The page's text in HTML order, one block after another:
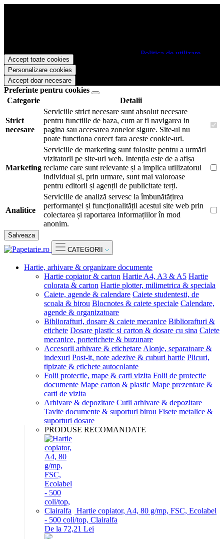
Papetarie.ro este necesar sa fiti de acord cu Politica de utilizare
cookie-uri.
Accept toate cookies
Personalizare cookies
Accept doar necesare
Preferinte pentru cookies
Categorie
Detalii
Strict
necesare
Serviciile strict necesare sunt absolut necesare
pentru functiile de baza, cum ar fi navigarea in
pagina sau accesarea zonelor sigure. Site-ul nu
poate functiona corect fara aceste cookie-uri.
Marketing
Serviciile de marketing sunt folosite pentru a urmări
vizitatorii pe site-uri web. Intenția este de a afișa
reclame care sunt relevante și a implica utilizatorul
individual și, prin urmare, sunt mai valoroase
pentru editorii și agenții de publicitate terți.
Analitice
Serviciile de analiză servesc la îmbunătățirea
performanței și funcționalității acestui site web prin
colectarea și raportarea informațiilor în mod
anonim.
Salveaza
CATEGORII
Hartie, arhivare & organizare documente
Hartie copiator & carton Hartie A4, A3 & A5 Hartie
colorata & carton Hartie plotter, milimetrica & speciala
Caiete, agende & calendare Caiete studentesti, de
scoala & birou Blocnotes & caiete speciale Calendare,
agende & organizatoare
Bibliorafturi, dosare & caiete mecanice Bibliorafturi &
etichete Dosare plastic si carton & dosare cu sina Caiete
mecanice, portetichete & buzunare
Accesorii arhivare & etichetare Alonje, separatoare &
indexuri Post-it, note adezive & cuburi hartie Plicuri,
tipizate & etichete autocolante
Folii protectie, mape & carti vizita Folii de protectie
documente Mape carton & plastic Mape prezentare &
carti de vizita
Arhivare & depozitare Cutii arhivare & depozitare
Tavite documente & suporturi birou Fisete metalice &
suporturi dosare
PRODUSE RECOMANDATE
Hartie copiator, A4, 80 g/mp, FSC, Ecolabel
- 500 coli/top, Clairalfa
De la 72,21 Lei